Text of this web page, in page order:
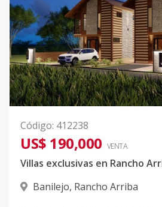
Código: 412238
US$ 190,000 VENTA
Banilejo, Rancho Arriba